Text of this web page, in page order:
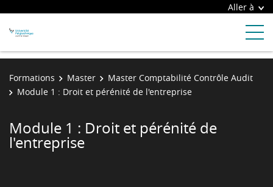
Aller à
Formations Master
Master Comptabilité Contrôle Audit
Module 1 : Droit et pérénité de l'entreprise
Module 1 : Droit et pérénité de
l'entreprise